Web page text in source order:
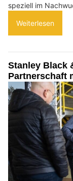
speziell im
Weiterlesen
Stanley Black
Partnerschaft